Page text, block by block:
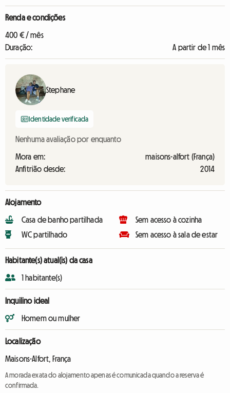
Renda e condições
400 € / mês
Duração:
A partir de 1 mês
Stephane
Identidade verificada
Nenhuma avaliação por enquanto
Mora em:
maisons-alfort (França)
Anfitrião desde:
2014
Alojamento
Casa de banho partilhada
WC partilhado
Sem acesso à cozinha
Sem acesso à sala de estar
Habitante(s) atual(is) da casa
1 habitante(s)
Inquilino ideal
Homem ou mulher
Localização
Maisons-Alfort, França
A morada exata do alojamento apenas é comunicada quando a reserva é
confirmada.